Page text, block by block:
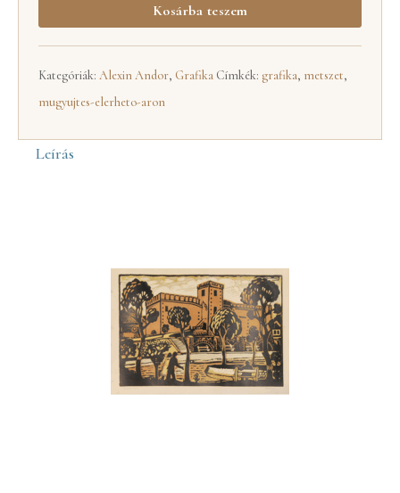
Kosárba teszem
Kategóriák: Alexin Andor, Grafika Címkék: grafika, metszet,
mugyujtes-elerheto-aron
Leírás